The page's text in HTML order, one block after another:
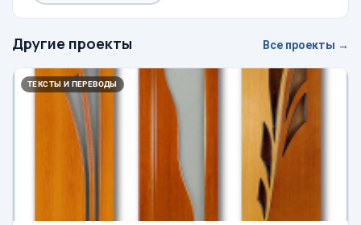
Другие проекты Все проекты →
ТЕКСТЫ И ПЕРЕВОДЫ